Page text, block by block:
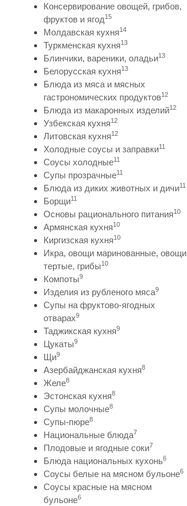
Консервирование овощей, грибов,
фруктов и ягод15
Молдавская кухня14
Туркменская кухня13
Блинчики, вареники, оладьи13
Белорусская кухня13
Блюда из мяса и мясных
гастрономических продуктов12
Блюда из макаронных изделий12
Узбекская кухня12
Литовская кухня12
Холодные соусы и заправки11
Соусы холодные11
Супы прозрачные11
Блюда из диких животных и дичи11
Борщи11
Основы рационального питания10
Армянская кухня10
Киргизская кухня10
Икра, овощи маринованные, овощи
тертые, грибы10
Компоты9
Изделия из рубленого мяса9
Супы на фруктово-ягодных
отварах9
Таджикская кухня9
Цукаты9
Щи9
Азербайджанская кухня8
Желе8
Эстонская кухня8
Супы молочные8
Супы-пюре8
Национальные блюда7
Плодовые и ягодные соки7
Блюда национальных кухонь6
Соусы белые на мясном бульоне6
Соусы красные на мясном
бульоне6